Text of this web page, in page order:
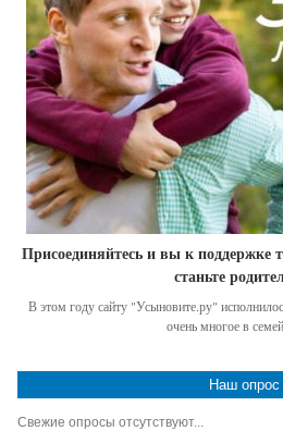
Присоединяйтесь и вы к поддержке
станьте
В этом году сайту "Усыновите.ру"
очень многое в
Наш опрос
Свежие опросы отсутствуют...